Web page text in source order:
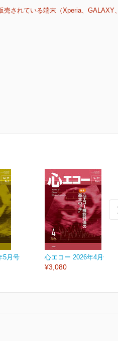
されている端末（Xperia、GALAXY、
5月号 心エコー 2026年4月号
¥3,080